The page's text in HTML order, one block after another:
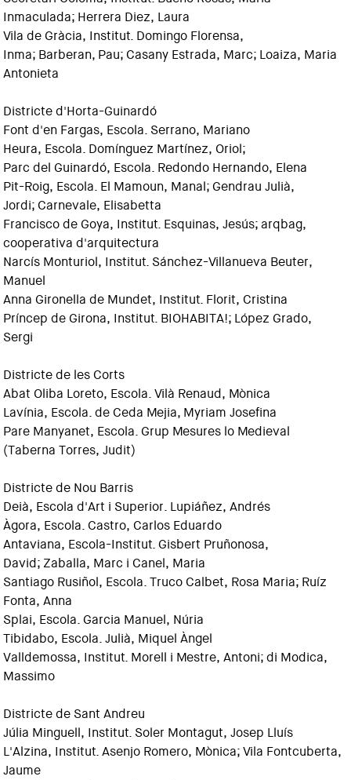
Inmaculada; Herrera Diez, Laura
Vila de Gràcia, Institut. Domingo Florensa,
Inma; Barberan, Pau; Casany Estrada, Marc; Loaiza, Maria
Antonieta
Districte d'Horta-Guinardó
Font d'en Fargas, Escola. Serrano, Mariano
Heura, Escola. Domínguez Martínez, Oriol;
Parc del Guinardó, Escola. Redondo Hernando, Elena
Pit-Roig, Escola. El Mamoun, Manal; Gendrau Julià,
Jordi; Carnevale, Elisabetta
Francisco de Goya, Institut. Esquinas, Jesús; arqbag,
cooperativa d'arquitectura
Narcís Monturiol, Institut. Sánchez-Villanueva Beuter,
Manuel
Anna Gironella de Mundet, Institut. Florit, Cristina
Príncep de Girona, Institut. BIOHABITA!; López Grado,
Sergi
Districte de les Corts
Abat Oliba Loreto, Escola. Vilà Renaud, Mònica
Lavínia, Escola. de Ceda Mejia, Myriam Josefina
Pare Manyanet, Escola. Grup Mesures lo Medieval
(Taberna Torres, Judit)
Districte de Nou Barris
Deià, Escola d'Art i Superior. Lupiáñez, Andrés
Àgora, Escola. Castro, Carlos Eduardo
Antaviana, Escola-Institut. Gisbert Pruñonosa,
David; Zaballa, Marc i Canel, Maria
Santiago Rusiñol, Escola. Truco Calbet, Rosa Maria; Ruíz
Fonta, Anna
Splai, Escola. Garcia Manuel, Núria
Tibidabo, Escola. Julià, Miquel Àngel
Valldemossa, Institut. Morell i Mestre, Antoni; di Modica,
Massimo
Districte de Sant Andreu
Júlia Minguell, Institut. Soler Montagut, Josep Lluís
L'Alzina, Institut. Asenjo Romero, Mònica; Vila Fontcuberta,
Jaume